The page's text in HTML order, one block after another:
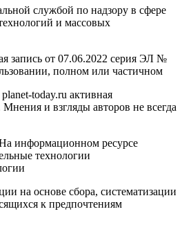
службой по надзору в сфере
и массовых
запись от 07.06.2022 серия ЭЛ №
полном или частичном
today.ru активная
Мнения и взгляды авторов не всегда
информационном ресурсе
технологии
на основе сбора, систематизации
к предпочтениям